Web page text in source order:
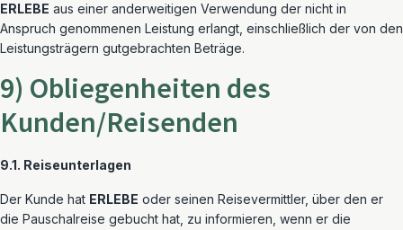
ERLEBE aus einer anderweitigen Verwendung der nicht in
Anspruch genommenen Leistung erlangt, einschließlich der von den
Leistungsträgern gutgebrachten Beträge.
9) Obliegenheiten des
Kunden/Reisenden
9.1. Reiseunterlagen
Der Kunde hat ERLEBE oder seinen Reisevermittler, über den er
die Pauschalreise gebucht hat, zu informieren, wenn er die